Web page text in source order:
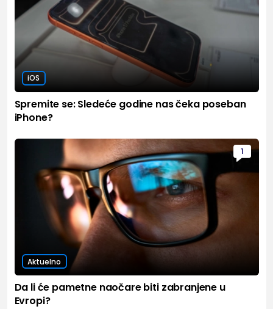
iOS
Spremite se: Sledeće godine nas čeka poseban
iPhone?
1
Aktuelno
Da li će pametne naočare biti zabranjene u
Evropi?